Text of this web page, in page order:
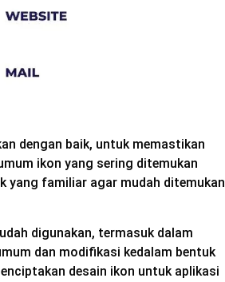
dengan baik, untuk memastikan
ikon yang sering ditemukan
yang familiar agar mudah ditemukan
digunakan, termasuk dalam
dan modifikasi kedalam bentuk
desain ikon untuk aplikasi